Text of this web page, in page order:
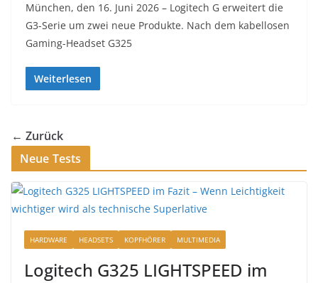
München, den 16. Juni 2026 – Logitech G erweitert die
G3-Serie um zwei neue Produkte. Nach dem kabellosen
Gaming-Headset G325
Weiterlesen
← Zurück
Neue Tests
HARDWARE HEADSETS KOPFHÖRER MULTIMEDIA
Logitech G325 LIGHTSPEED im